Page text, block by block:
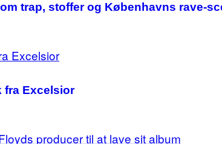
trap, stoffer og Københavns rave-
fra Excelsior